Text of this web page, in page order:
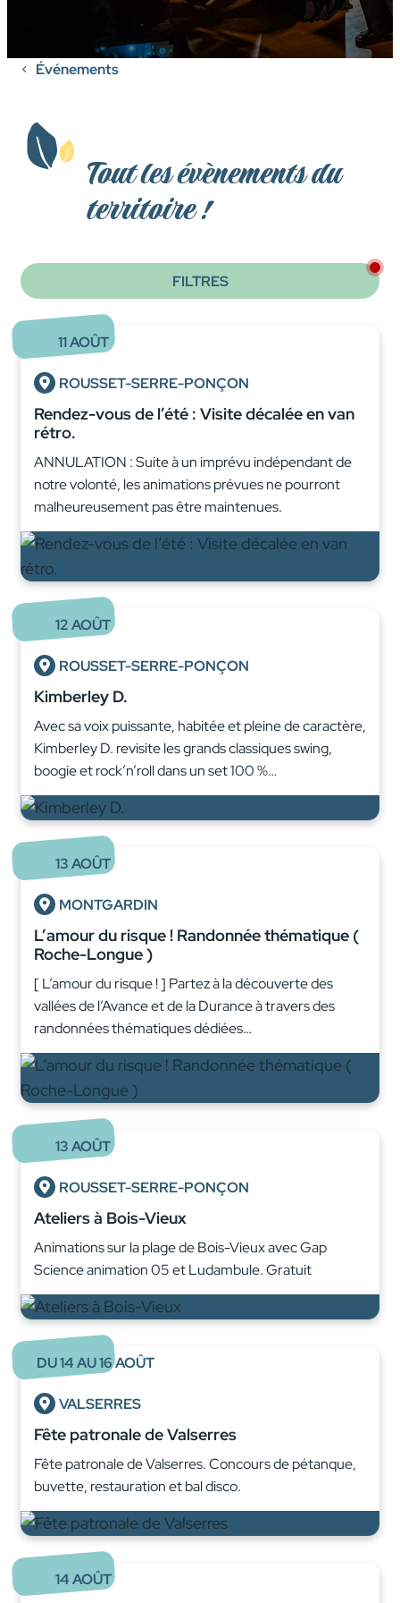
Événements
Tout les évènements du
territoire !
FILTRES
11AOÛT
ROUSSET-SERRE-PONÇON
Rendez-vous de l’été : Visite décalée en van
rétro.
ANNULATION : Suite à un imprévu indépendant de
notre volonté, les animations prévues ne pourront
malheureusement pas être maintenues.
12AOÛT
ROUSSET-SERRE-PONÇON
Kimberley D.
Avec sa voix puissante, habitée et pleine de caractère,
Kimberley D. revisite les grands classiques swing,
boogie et rock’n’roll dans un set 100 %…
13AOÛT
MONTGARDIN
L’amour du risque ! Randonnée thématique (
Roche-Longue )
[ L’amour du risque ! ] Partez à la découverte des
vallées de l’Avance et de la Durance à travers des
randonnées thématiques dédiées…
13AOÛT
ROUSSET-SERRE-PONÇON
Ateliers à Bois-Vieux
Animations sur la plage de Bois-Vieux avec Gap
Science animation 05 et Ludambule. Gratuit
DU14AU16AOÛT
VALSERRES
Fête patronale de Valserres
Fête patronale de Valserres. Concours de pétanque,
buvette, restauration et bal disco.
14AOÛT